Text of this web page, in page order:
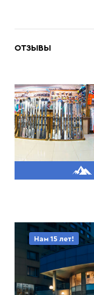
ОТЗЫВЫ
Нам 15 лет!